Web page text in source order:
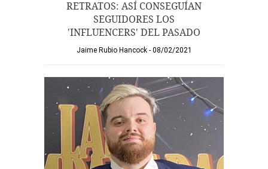
RETRATOS: ASÍ CONSEGUÍAN
SEGUIDORES LOS
'INFLUENCERS' DEL PASADO
Jaime Rubio Hancock 08/02/2021